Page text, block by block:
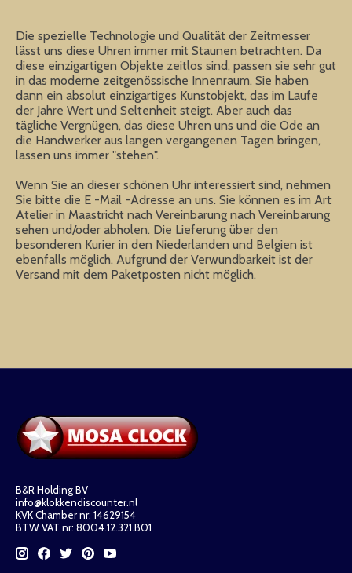
Die spezielle Technologie und Qualität der Zeitmesser
lässt uns diese Uhren immer mit Staunen betrachten. Da
diese einzigartigen Objekte zeitlos sind, passen sie sehr gut
in das moderne zeitgenössische Innenraum. Sie haben
dann ein absolut einzigartiges Kunstobjekt, das im Laufe
der Jahre Wert und Seltenheit steigt. Aber auch das
tägliche Vergnügen, das diese Uhren uns und die Ode an
die Handwerker aus langen vergangenen Tagen bringen,
lassen uns immer "stehen".
Wenn Sie an dieser schönen Uhr interessiert sind, nehmen
Sie bitte die E -Mail -Adresse an uns. Sie können es im Art
Atelier in Maastricht nach Vereinbarung nach Vereinbarung
sehen und/oder abholen. Die Lieferung über den
besonderen Kurier in den Niederlanden und Belgien ist
ebenfalls möglich. Aufgrund der Verwundbarkeit ist der
Versand mit dem Paketposten nicht möglich.
B&R Holding BV
info@klokkendiscounter.nl
KVK Chamber nr: 14629154
BTW VAT nr: 8004.12.321.B01